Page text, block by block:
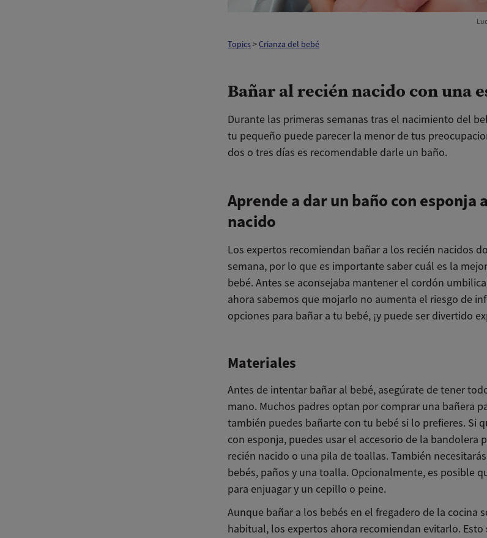
Topics>Crianza del bebé
Bañar al recién nacido con una
Durante las primeras semanas tras el nacimiento del
tu pequeño puede parecer la menor de tus
dos o tres días es recomendable darle un baño.
Aprende a dar un baño con esponja
nacido
Los expertos recomiendan bañar a los recién nacidos
semana, por lo que es importante saber cuál es la
bebé. Antes se aconsejaba mantener el cordón
ahora sabemos que mojarlo no aumenta el riesgo de
opciones para bañar a tu bebé, ¡y puede ser divertido
Materiales
Antes de intentar bañar al bebé, asegúrate de tener
mano. Muchos padres optan por comprar una bañera
también puedes bañarte con tu bebé si lo prefieres. Si
con esponja, puedes usar el accesorio de la bandolera
recién nacido o una pila de toallas. También
bebés, paños y una toalla. Opcionalmente, es posible
para enjuagar y un cepillo o peine.
Aunque bañar a los bebés en el fregadero de la cocina
habitual, los expertos ahora recomiendan evitarlo. Esto